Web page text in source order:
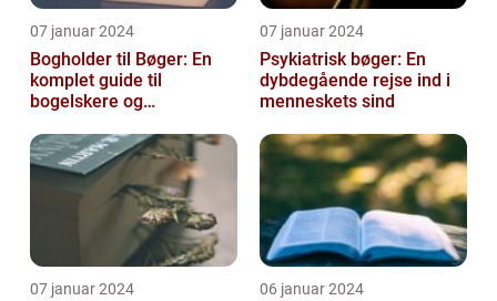
07 januar 2024
Bogholder til Bøger: En
komplet guide til
bogelskere og
07 januar 2024
Psykiatrisk bøger: En
dybdegående rejse ind i
menneskets sind
07 januar 2024 06 januar 2024